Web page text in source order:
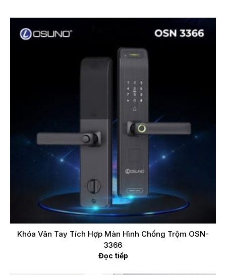
Khóa Vân Tay Tích Hợp Màn Hình Chống Trộm OSN-
3366
Đọc tiếp